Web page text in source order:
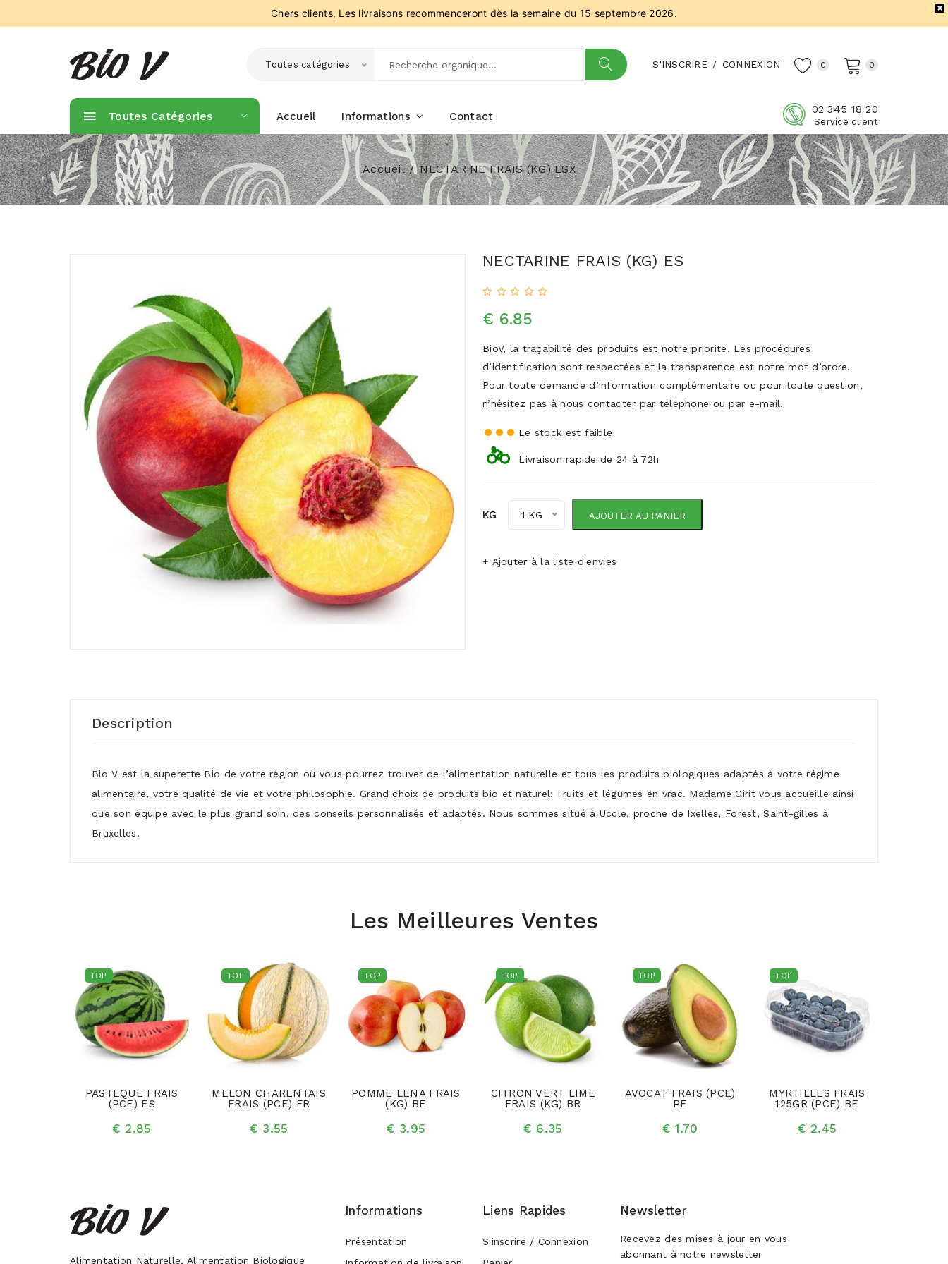
Chers clients, Les livraisons recommenceront dès la semaine du 15 septembre 2026.
Toutes catégories S'INSCRIRE / CONNEXION 0 0
Toutes Catégories Accueil Informations Contact
02 345 18 20
Service client
Accueil NECTARINE FRAIS (KG) ESX
NECTARINE FRAIS (KG) ES
€ 6.85
BioV, la traçabilité des produits est notre priorité. Les procédures
d’identification sont respectées et la transparence est notre mot d’ordre.
Pour toute demande d’information complémentaire ou pour toute question,
n’hésitez pas à nous contacter par téléphone ou par e-mail.
Le stock est faible
Livraison rapide de 24 à 72h
KG 1 KG AJOUTER AU PANIER
+ Ajouter à la liste d'envies
Description
Bio V est la superette Bio de votre région où vous pourrez trouver de l’alimentation naturelle et tous les produits biologiques adaptés à votre régime
alimentaire, votre qualité de vie et votre philosophie. Grand choix de produits bio et naturel; Fruits et légumes en vrac. Madame Girit vous accueille ainsi
que son équipe avec le plus grand soin, des conseils personnalisés et adaptés. Nous sommes situé à Uccle, proche de Ixelles, Forest, Saint-gilles à
Bruxelles.
Les Meilleures Ventes
TOP
PASTEQUE FRAIS
(PCE) ES
€ 2.85
TOP
MELON CHARENTAIS
FRAIS (PCE) FR
€ 3.55
TOP
POMME LENA FRAIS
(KG) BE
€ 3.95
TOP
CITRON VERT LIME
FRAIS (KG) BR
€ 6.35
TOP
AVOCAT FRAIS (PCE)
PE
€ 1.70
TOP
MYRTILLES FRAIS
125GR (PCE) BE
€ 2.45
Alimentation Naturelle, Alimentation Biologique
Informations
Présentation
Liens Rapides
S'inscrire / Connexion
Newsletter
Recevez des mises à jour en vous
abonnant à notre newsletter